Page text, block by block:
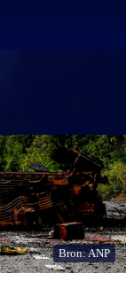
Bron: ANP